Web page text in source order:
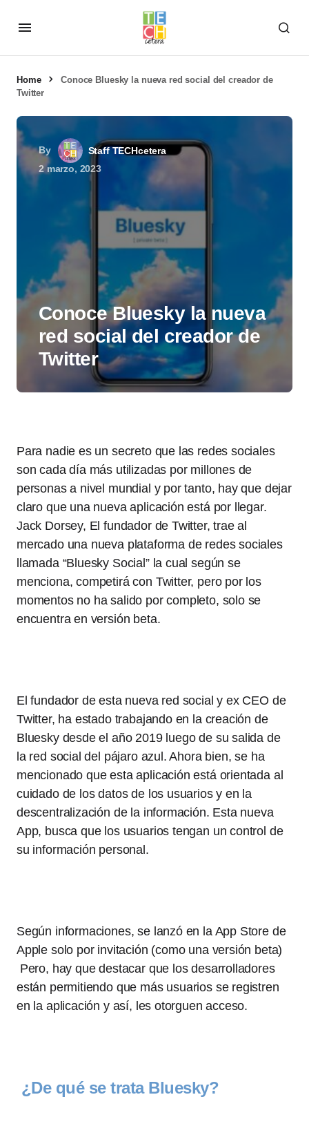
Home
Conoce Bluesky la nueva red social del creador de
Twitter
By
Staff TECHcetera
2 marzo, 2023
Conoce Bluesky la nueva
red social del creador de
Twitter
Para nadie es un secreto que las redes sociales
son cada día más utilizadas por millones de
personas a nivel mundial y por tanto, hay que dejar
claro que una nueva aplicación está por llegar.
Jack Dorsey, El fundador de Twitter, trae al
mercado una nueva plataforma de redes sociales
llamada “Bluesky Social” la cual según se
menciona, competirá con Twitter, pero por los
momentos no ha salido por completo, solo se
encuentra en versión beta.
El fundador de esta nueva red social y ex CEO de
Twitter, ha estado trabajando en la creación de
Bluesky desde el año 2019 luego de su salida de
la red social del pájaro azul. Ahora bien, se ha
mencionado que esta aplicación está orientada al
cuidado de los datos de los usuarios y en la
descentralización de la información. Esta nueva
App, busca que los usuarios tengan un control de
su información personal.
Según informaciones, se lanzó en la App Store de
Apple solo por invitación (como una versión beta)
Pero, hay que destacar que los desarrolladores
están permitiendo que más usuarios se registren
en la aplicación y así, les otorguen acceso.
¿De qué se trata Bluesky?